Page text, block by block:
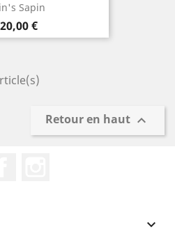
Sapin
Prix
20,00 €
Retour en haut 
